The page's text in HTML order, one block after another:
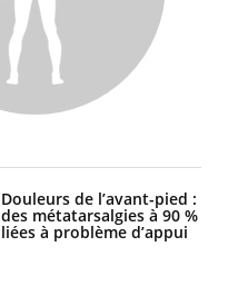
Douleurs de l’avant-pied :
des métatarsalgies à 90 %
liées à problème d’appui